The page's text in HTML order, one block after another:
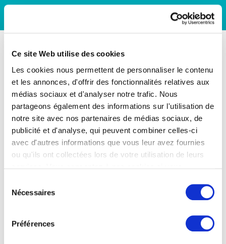
Ce site Web utilise des cookies
Les cookies nous permettent de personnaliser le contenu
et les annonces, d'offrir des fonctionnalités relatives aux
médias sociaux et d'analyser notre trafic. Nous
partageons également des informations sur l'utilisation de
notre site avec nos partenaires de médias sociaux, de
publicité et d'analyse, qui peuvent combiner celles-ci
avec d'autres informations que vous leur avez fournies
ou qu'ils ont collectées lors de votre utilisation de leurs
Nécessaires
Préférences